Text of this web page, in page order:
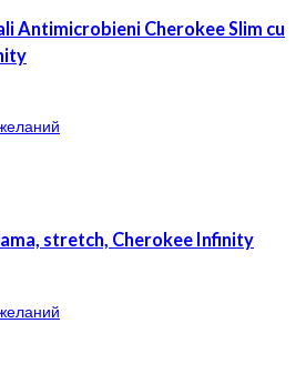
Antimicrobieni Cherokee Slim cu
stretch, Cherokee Infinity